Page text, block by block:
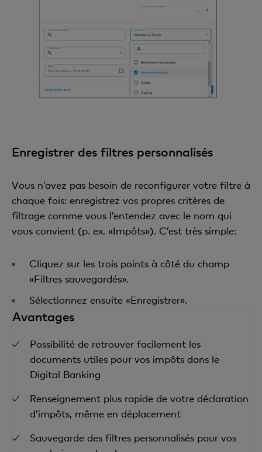
Enregistrer des filtres personnalisés
Vous n’avez pas besoin de reconfigurer votre filtre à
chaque fois: enregistrez vos propres critères de
filtrage comme vous l’entendez avec le nom qui
vous convient (p. ex. «Impôts»). C’est très simple:
Cliquez sur les trois points à côté du champ
«Filtres sauvegardés».
Sélectionnez ensuite «Enregistrer».
Avantages
Possibilité de retrouver facilement les
documents utiles pour vos impôts dans le
Digital Banking
Renseignement plus rapide de votre déclaration
d’impôts, même en déplacement
Sauvegarde des filtres personnalisés pour vos